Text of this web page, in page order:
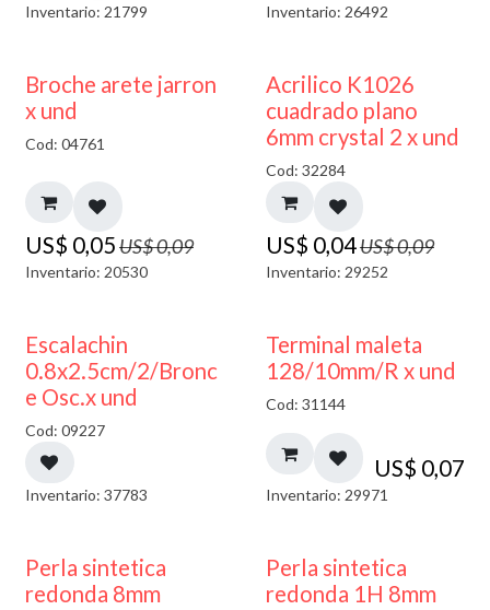
Inventario: 21799 Inventario: 26492
50% DESCUENTO
Broche arete jarron
x und
Cod: 04761
US$ 0,05US$0,09
Inventario: 20530
50% DESCUENTO
Acrilico K1026
cuadrado plano
6mm crystal 2 x und
Cod: 32284
US$ 0,04US$0,09
Inventario: 29252
Escalachin
0.8x2.5cm/2/Bronc
e Osc.x und
Cod: 09227
Inventario: 37783
Terminal maleta
128/10mm/R x und
Cod: 31144
US$ 0,07
Inventario: 29971
Perla sintetica
redonda 8mm
Perla sintetica
redonda 1H 8mm